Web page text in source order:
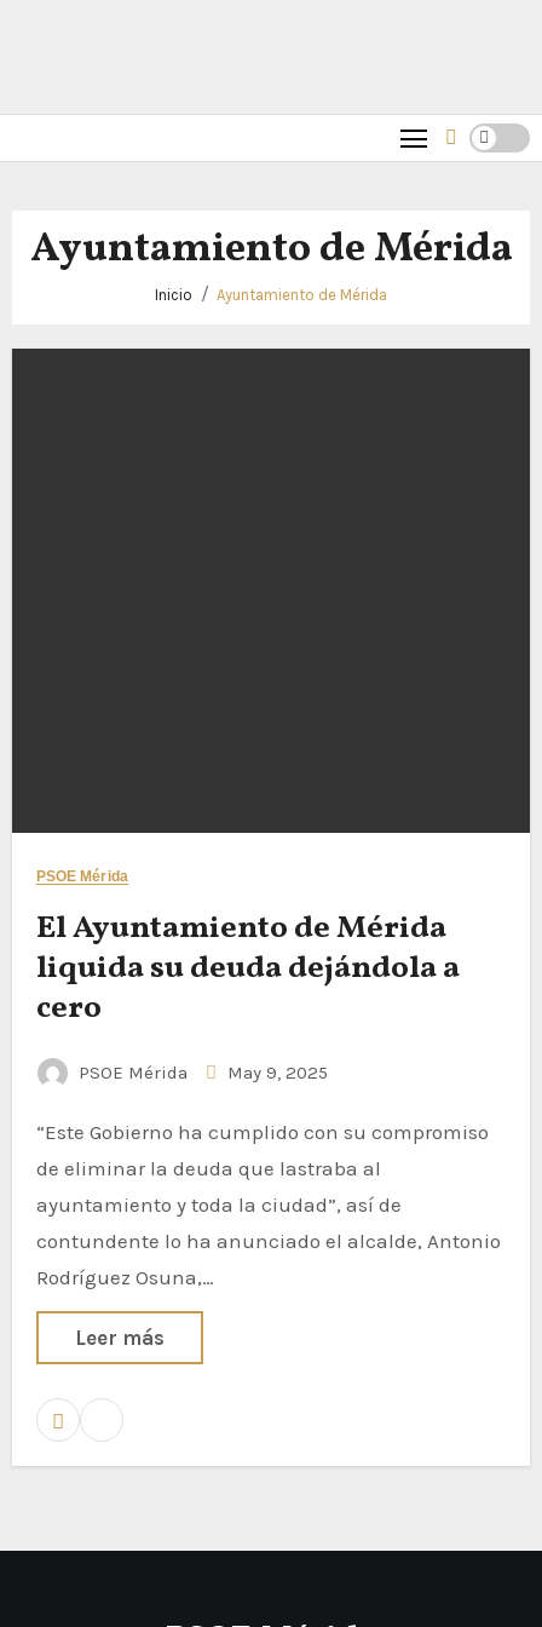
Ayuntamiento de Mérida
Inicio Ayuntamiento de Mérida
PSOE Mérida
El Ayuntamiento de Mérida
liquida su deuda dejándola a
cero
PSOE Mérida May 9, 2025
“Este Gobierno ha cumplido con su compromiso
de eliminar la deuda que lastraba al
ayuntamiento y toda la ciudad”, así de
contundente lo ha anunciado el alcalde, Antonio
Rodríguez Osuna,…
Leer más